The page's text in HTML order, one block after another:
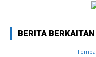
BERITA BERKAITAN